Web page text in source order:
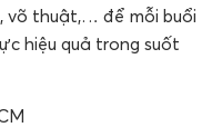
võ thuật,… để mỗi buổi
hiệu quả trong suốt